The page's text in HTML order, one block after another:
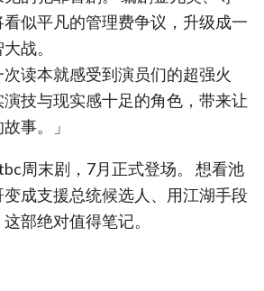
似平凡的管理费争议，升级成一
战。
读本就感受到演员们的超强火
技与现实感十足的角色，带来让
事。」
周末剧，7月正式登场。 想看池
成支援总统候选人、用江湖手段
部绝对值得笔记。